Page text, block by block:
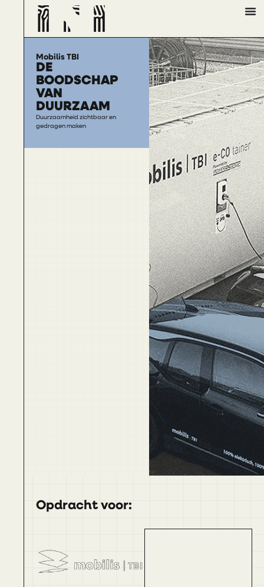
Mobilis TBI
DE
BOODSCHAP
VAN
DUURZAAM
Duurzaamheid zichtbaar en
gedragen maken
Opdracht voor: